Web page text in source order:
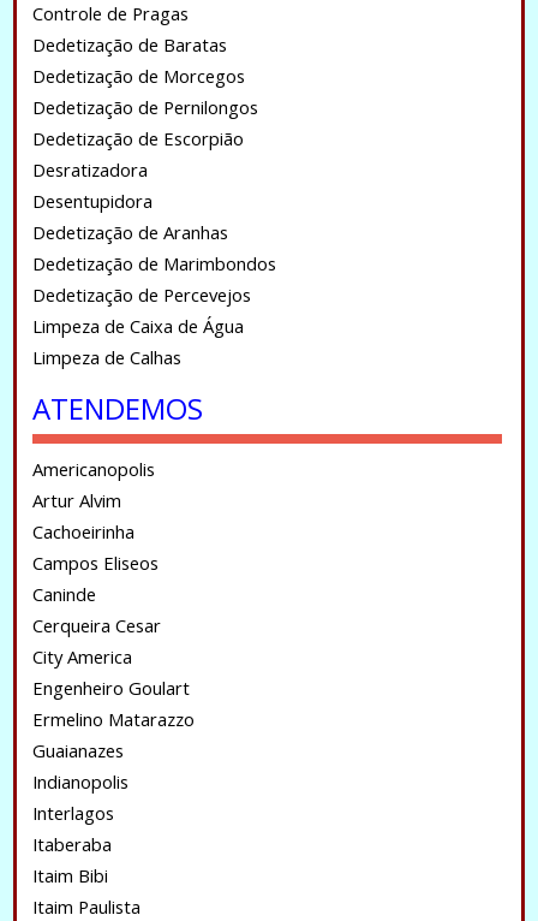
Controle de Pragas
Dedetização de Baratas
Dedetização de Morcegos
Dedetização de Pernilongos
Dedetização de Escorpião
Desratizadora
Desentupidora
Dedetização de Aranhas
Dedetização de Marimbondos
Dedetização de Percevejos
Limpeza de Caixa de Água
Limpeza de Calhas
ATENDEMOS
Americanopolis
Artur Alvim
Cachoeirinha
Campos Eliseos
Caninde
Cerqueira Cesar
City America
Engenheiro Goulart
Ermelino Matarazzo
Guaianazes
Indianopolis
Interlagos
Itaberaba
Itaim Bibi
Itaim Paulista